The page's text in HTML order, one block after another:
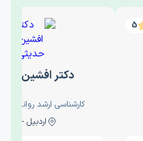
5
دکتر افشین
کارشناسی ارشد
اردبیل - والی